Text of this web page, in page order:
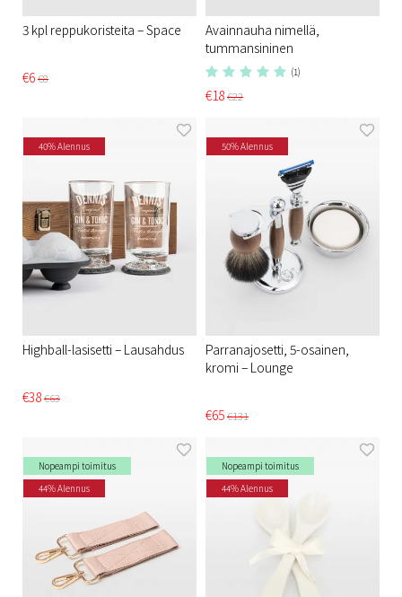
3 kpl reppukoristeita – Space
€6€8
Avainnauha nimellä,
tummansininen
(1)
€18€22
40% Alennus
Highball-lasisetti – Lausahdus
€38€63
50% Alennus
Parranajosetti, 5-osainen,
kromi – Lounge
€65€131
Nopeampi toimitus
44% Alennus
Nopeampi toimitus
44% Alennus